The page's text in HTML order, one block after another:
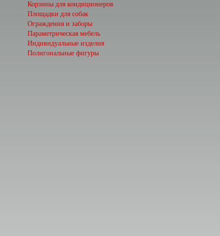
Корзины для кондиционеров
Площадки для собак
Ограждения и заборы
Параметрическая мебель
Индивидуальные изделия
Полигональные фигуры